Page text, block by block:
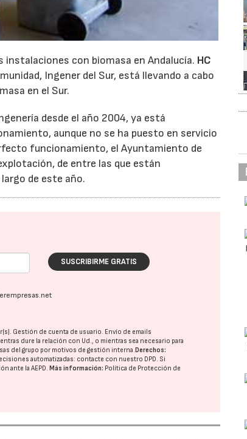
con biomasa en Andalucía. HC
Ingener del Sur, está llevando a cabo
en el Sur.
desde el año 2004, ya está
aunque no se ha puesto en servicio
funcionamiento, el Ayuntamiento de
de entre las que están
de este año.
SUSCRIBIRME GRATIS
Gestión de cuenta de usuario. Envío de emails
dure la relación con Ud., o mientras sea necesario para
del grupo por motivos de gestión interna. Derechos:
automatizadas: contacte con nuestro DPD. Si
ante laAEPD. Más información: Política de Protección de